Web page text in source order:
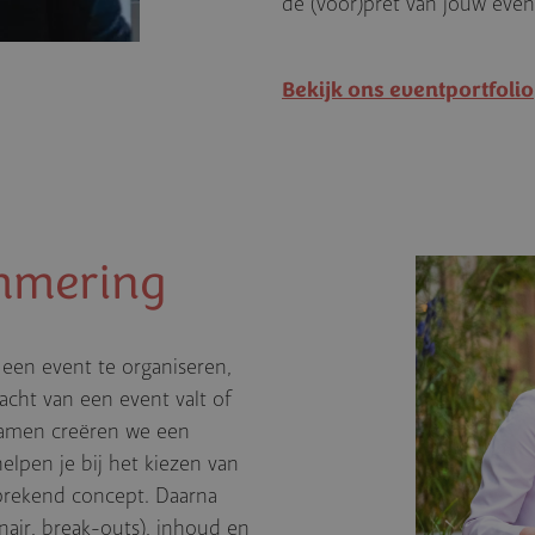
Bekijk ons eventportfolio
event te organiseren,
van een event valt of
creëren we een
je bij het kiezen van
concept. Daarna
break-outs), inhoud en